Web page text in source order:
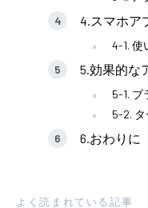
4.スマホア
4-1. 使
5.効果的な
5-1.
5-2.
6.おわりに
よく読まれている記事